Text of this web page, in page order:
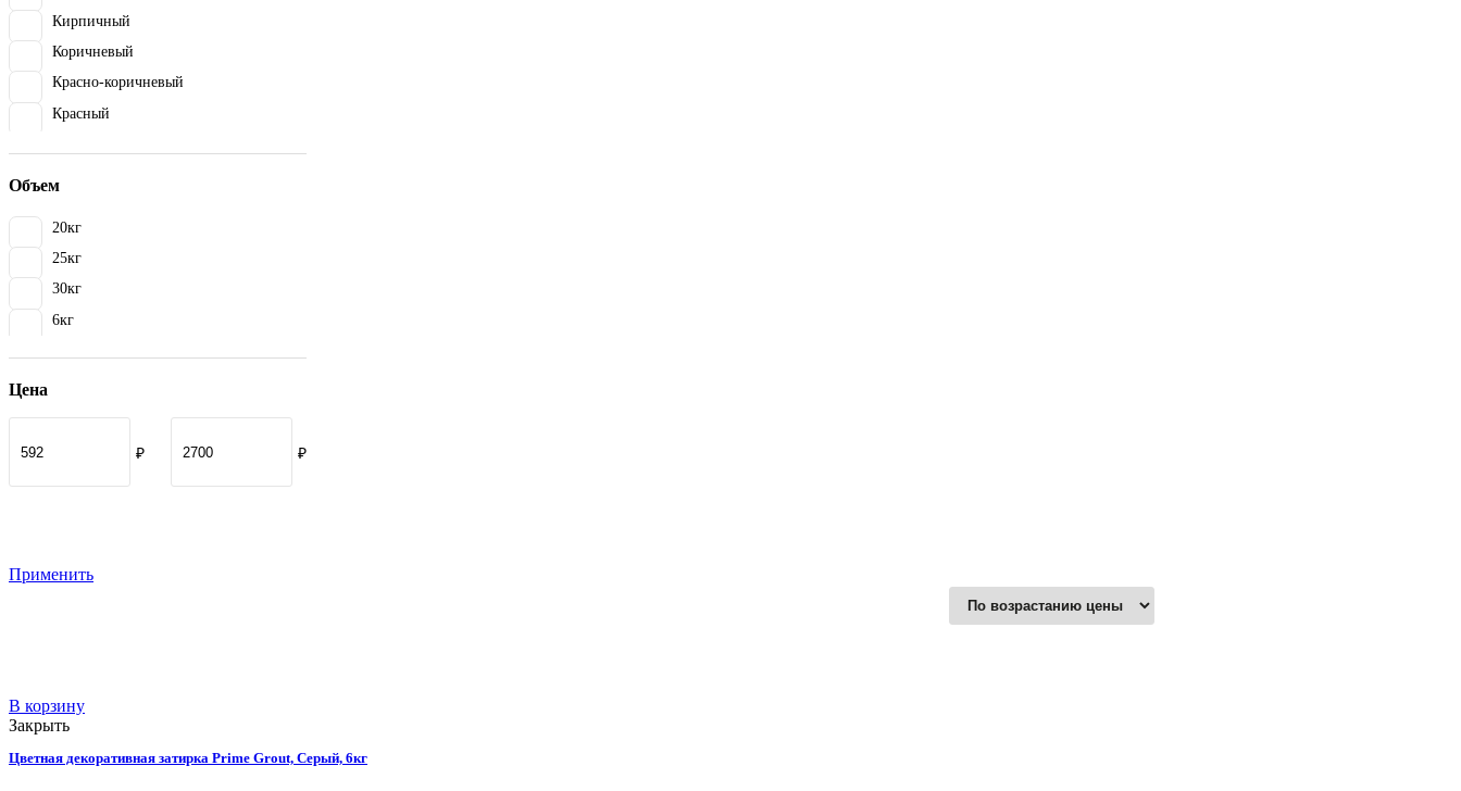
Кирпичный
Коричневый
Красно-коричневый
Красный
Кремовый
Песочно-желтый
Светло-коричневый
Светло-серый
Серебристо-серый
Супер-белый
Темно-коричневый
Черный
Графит
Желто-зеленый
Объем
20кг
25кг
30кг
6кг
Цена
₽ ₽
Применить
В корзину
Закрыть
Цветная декоративная затирка Prime Grout, Серый, 6кг